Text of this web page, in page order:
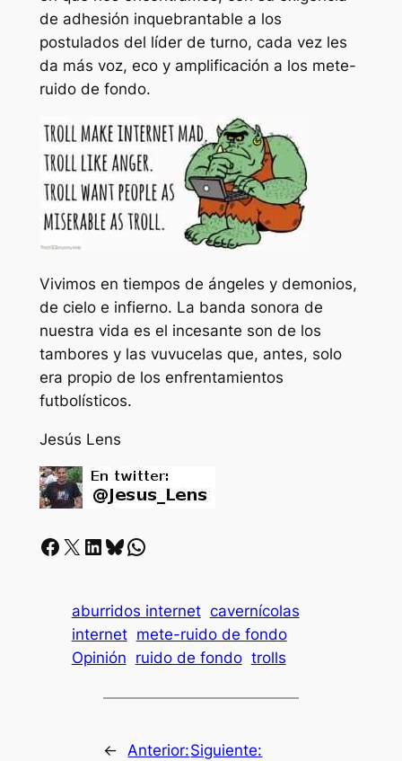
de adhesión inquebrantable a los
postulados del líder de turno, cada vez les
da más voz, eco y amplificación a los mete-
ruido de fondo.
Vivimos en tiempos de ángeles y demonios,
de cielo e infierno. La banda sonora de
nuestra vida es el incesante son de los
tambores y las vuvucelas que, antes, solo
era propio de los enfrentamientos
futbolísticos.
Jesús Lens
Facebook X LinkedIn Bluesky Whatsapp
aburridos internet cavernícolas
internet mete-ruido de fondo
Opinión ruido de fondo trolls
←
Anterior:Siguiente: